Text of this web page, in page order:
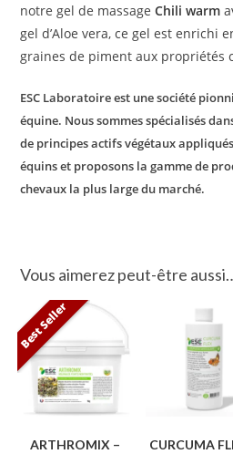
notre gel de massageChili warm
gel d’Aloe vera, ce gel est enrichi
graines de piment aux propriétés
ESC Laboratoire est une société
équine. Nous sommes spécialisés
de principes actifs végétaux
équins et proposons la gamme de
chevaux la plus large du marché.
Vous aimerez peut-être
Best Seller
ARTHROMIX –
CURCUMA